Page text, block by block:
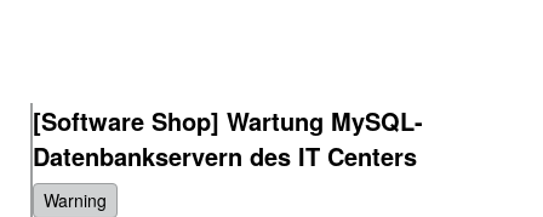
[Software Shop] Wartung MySQL-
Datenbankservern des IT Centers
Warning